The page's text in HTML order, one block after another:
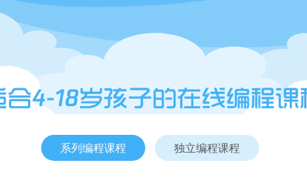
系列编程课程 独立编程课程